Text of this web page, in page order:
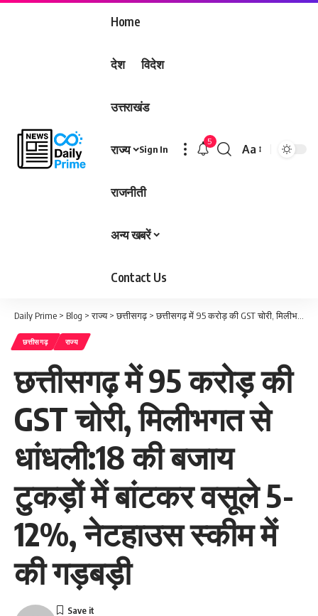
Home
देश विदेश
उत्तराखंड
राज्य
राजनीती
अन्य खबरें
Contact Us
Sign In
5
Font
Aa
Daily Prime > Blog >राज्य>छत्तीसगढ़>छत्तीसगढ़ में 95 करोड़ की GST चोरी, मिलीभगत से धांधली:18 की बजाय टुकड़ों में बांटकर वसूले 5-12%, नेटहाउस स्कीम में की गड़बड़ी
छत्तीसगढ़ राज्य
छत्तीसगढ़ में 95 करोड़ की
GST चोरी, मिलीभगत से
धांधली:18 की बजाय
टुकड़ों में बांटकर वसूले 5-
12%, नेटहाउस स्कीम में
की गड़बड़ी